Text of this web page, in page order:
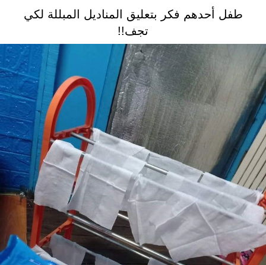
طفل أحدهم فكر بتعليق المناديل المبللة لكي
تجف!!